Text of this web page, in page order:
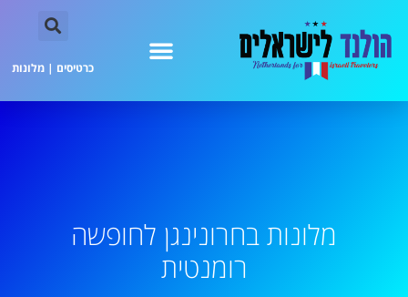
כרטיסים | מלונות
מלונות בחרונינגן לחופשה
רומנטית